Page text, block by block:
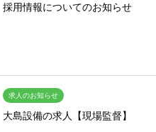
採用情報についてのお知らせ
求人のお知らせ
大島設備の求人【現場監督】